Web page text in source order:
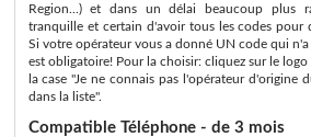
Region...) et dans un délai beaucoup plus
tranquille et certain d'avoir tous les codes pour
Si votre opérateur vous a donné UN code qui
est obligatoire! Pour la choisir: cliquez sur le
la case "Je ne connais pas l'opérateur d'origine
dans la liste".
Compatible Téléphone - de 3 mois